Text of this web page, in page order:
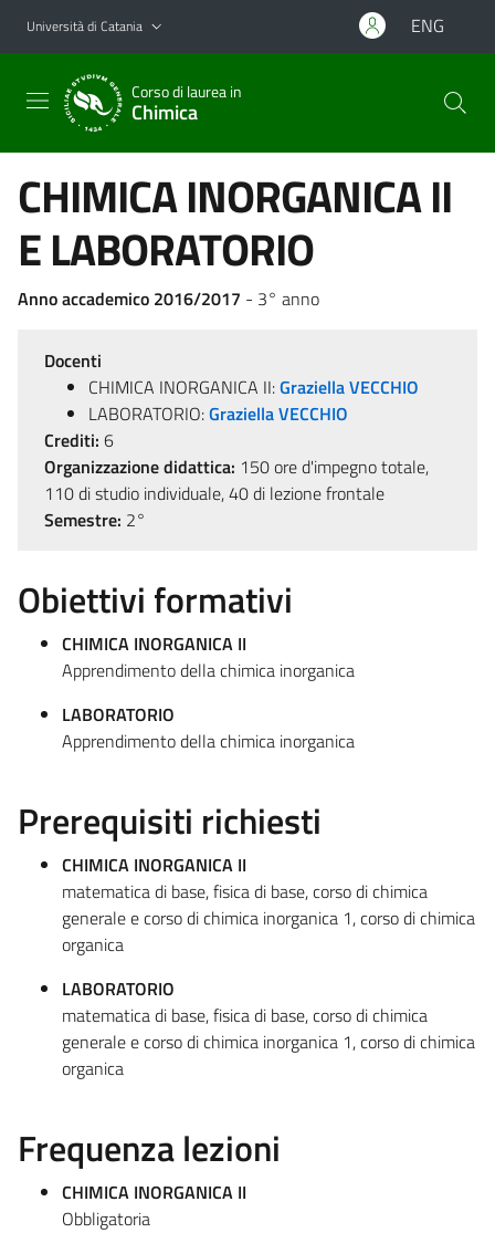
Vai al contenuto principale
Vai al menu di navigazione
Università di Catania ENG
Corso di laurea in
Chimica
CHIMICA INORGANICA II
E LABORATORIO
Anno accademico 2016/2017 - 3° anno
Docenti
CHIMICA INORGANICA II:Graziella VECCHIO
LABORATORIO:Graziella VECCHIO
Crediti: 6
Organizzazione didattica: 150 ore d'impegno totale,
110 di studio individuale, 40 di lezione frontale
Semestre: 2°
Obiettivi formativi
CHIMICA INORGANICA II
Apprendimento della chimica inorganica
LABORATORIO
Apprendimento della chimica inorganica
Prerequisiti richiesti
CHIMICA INORGANICA II
matematica di base, fisica di base, corso di chimica
generale e corso di chimica inorganica 1, corso di chimica
organica
LABORATORIO
matematica di base, fisica di base, corso di chimica
generale e corso di chimica inorganica 1, corso di chimica
organica
Frequenza lezioni
CHIMICA INORGANICA II
Obbligatoria